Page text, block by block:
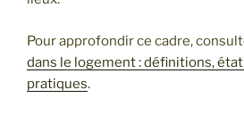
Pour approfondir ce cadre,
dans le logement : définitions,
pratiques.